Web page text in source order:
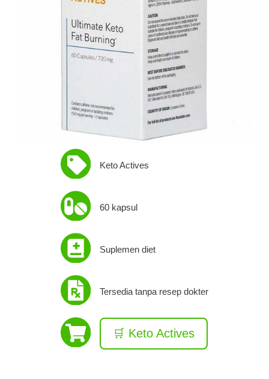
Keto Actives
60 kapsul
Suplemen diet
Tersedia tanpa resep dokter
🛒 Keto Actives